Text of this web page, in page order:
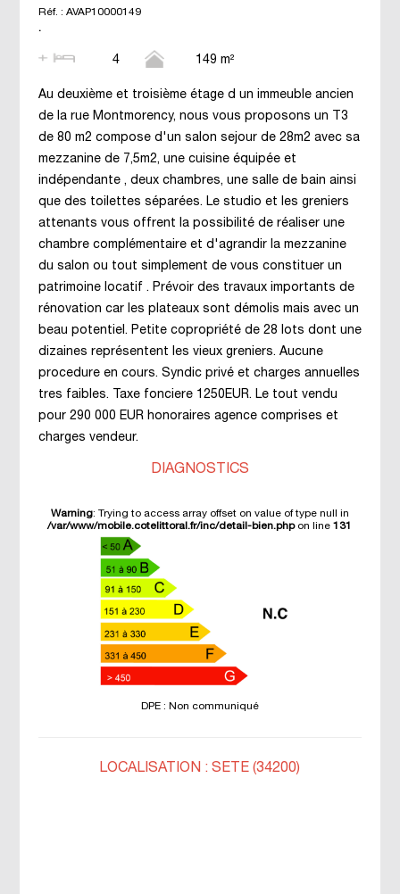
Réf. : AVAP10000149
.
4 149 m²
Au deuxième et troisième étage d un immeuble ancien
de la rue Montmorency, nous vous proposons un T3
de 80 m2 compose d'un salon sejour de 28m2 avec sa
mezzanine de 7,5m2, une cuisine équipée et
indépendante , deux chambres, une salle de bain ainsi
que des toilettes séparées. Le studio et les greniers
attenants vous offrent la possibilité de réaliser une
chambre complémentaire et d'agrandir la mezzanine
du salon ou tout simplement de vous constituer un
patrimoine locatif . Prévoir des travaux importants de
rénovation car les plateaux sont démolis mais avec un
beau potentiel. Petite copropriété de 28 lots dont une
dizaines représentent les vieux greniers. Aucune
procedure en cours. Syndic privé et charges annuelles
tres faibles. Taxe fonciere 1250EUR. Le tout vendu
pour 290 000 EUR honoraires agence comprises et
charges vendeur.
DIAGNOSTICS
Warning: Trying to access array offset on value of type null in
/var/www/mobile.cotelittoral.fr/inc/detail-bien.phpon line131
DPE : Non communiqué
LOCALISATION : SETE (34200)